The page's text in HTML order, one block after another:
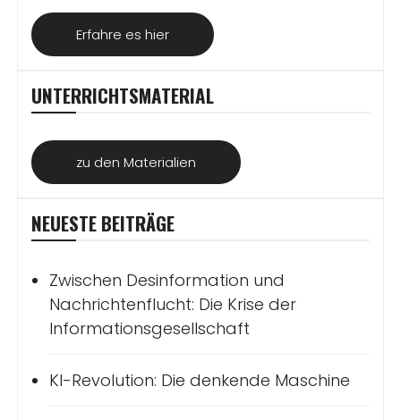
Erfahre es hier
UNTERRICHTSMATERIAL
zu den Materialien
NEUESTE BEITRÄGE
Zwischen Desinformation und
Nachrichtenflucht: Die Krise der
Informationsgesellschaft
KI-Revolution: Die denkende Maschine